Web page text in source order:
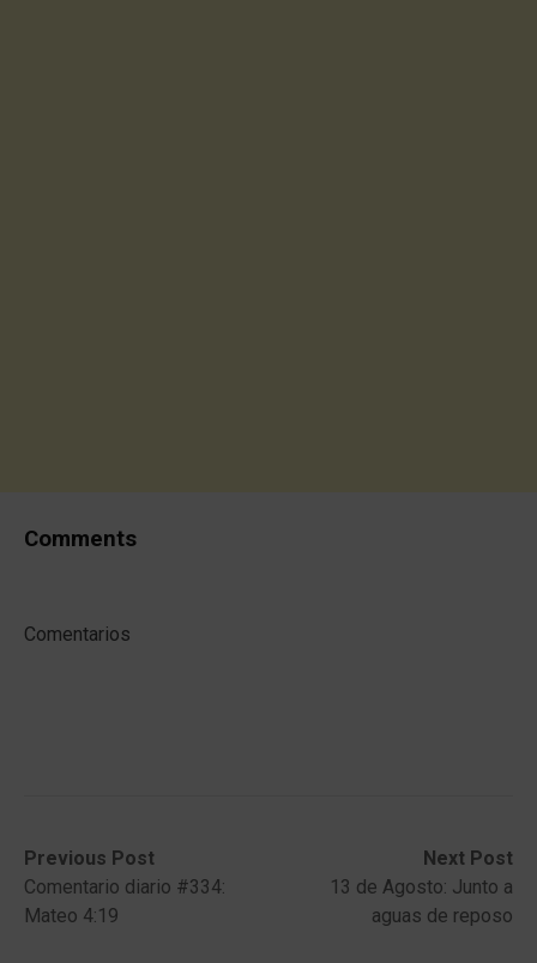
Comments
Comentarios
Post
navigation
Previous Post
Previous
post:Comentario diario #334:
Mateo 4:19
Next Post
Next
post:
13 de Agosto: Junto a
aguas de reposo